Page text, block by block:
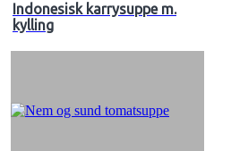
Indonesisk karrysuppe m.
kylling